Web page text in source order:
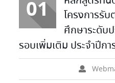
01
โครงการรับ
ศึกษาระดั
รอบเพิ่มเติม ประจำปีก